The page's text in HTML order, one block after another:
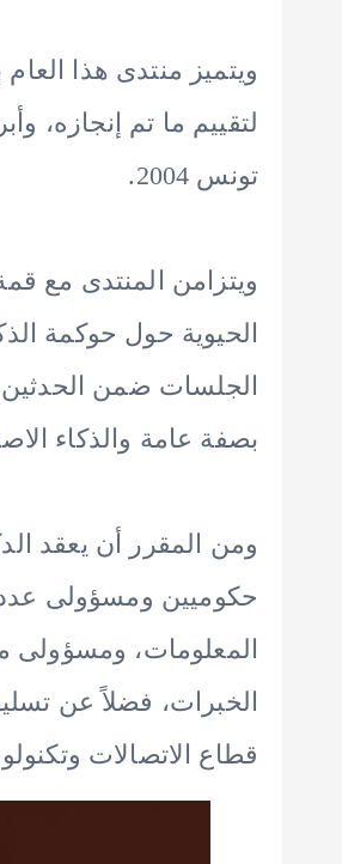
ويتميز منتدى هذا
تونس 2004.
ويتزامن المنتدى مع
الحيوية حول حوكمة
الجلسات ضمن
بصفة عامة والذكاء
ومن المقرر أن يعقد
حكوميين ومسؤولى
المعلومات، ومسؤولى
الخبرات، فضلاً عن
قطاع الاتصالات